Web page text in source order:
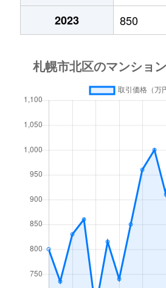
あいの里２条
600万円
あいの里２条
あいの里３条
1,300万円
麻生町
2,200万円
北６条西
1,200万円
北７条西
610万円
北７条西
2,300万円
北７条西
4,000万円
2023
850